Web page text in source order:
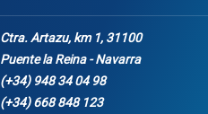
Ctra. Artazu, km 1, 31100
Puente la Reina - Navarra
(+34) 948 34 04 98
(+34) 668 848 123